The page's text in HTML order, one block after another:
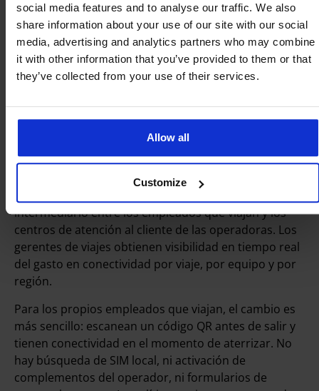
social media features and to analyse our traffic. We also
share information about your use of our site with our social
media, advertising and analytics partners who may combine
it with other information that you’ve provided to them or that
they’ve collected from your use of their services.
Allow all
Customize
Programa tu llamada de implementación
Mapearemos su póliza a la configuración de la
plataforma.
implementación?
Finanzas deja de procesar reclamaciones individuales
de gastos de itinerancia y empieza a recibir facturas
consolidadas que coinciden con la estructura de
intermediario entre los empleados que viajan y los
centros de atención al cliente de las operadoras. Los
gerentes de viajes obtienen visibilidad en tiempo real
del gasto en conectividad por viaje, por equipo y por
región.
Para los propios empleados que viajan, el cambio es
más sencillo: escanean un código QR antes de salir y
tienen conectividad en el momento de aterrizar. No
hay búsqueda de SIM local, ni activación de
complementos del operador, ni formularios de